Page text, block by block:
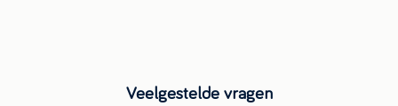
Veelgestelde vragen